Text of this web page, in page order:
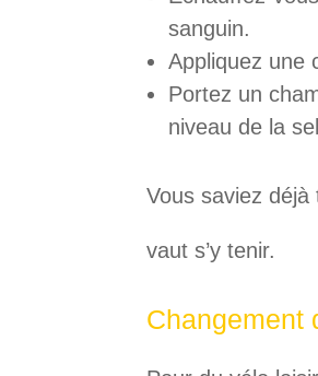
sanguin.
Appliquez une
Portez un
niveau de la
Vous saviez
vaut s’y tenir.
Changement